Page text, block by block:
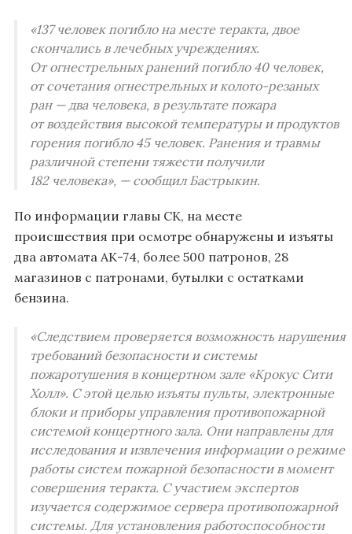
«137 человек погибло на месте теракта, двое
скончались в лечебных учреждениях.
От огнестрельных ранений погибло 40 человек,
от сочетания огнестрельных и колото-резаных
ран — два человека, в результате пожара
от воздействия высокой температуры и продуктов
горения погибло 45 человек. Ранения и травмы
различной степени тяжести получили
182 человека», — сообщил Бастрыкин.
По информации главы СК, на месте
происшествия при осмотре обнаружены и изъяты
два автомата АК-74, более 500 патронов, 28
магазинов с патронами, бутылки с остатками
бензина.
«Следствием проверяется возможность нарушения
требований безопасности и системы
пожаротушения в концертном зале «Крокус Сити
Холл». С этой целью изъяты пульты, электронные
блоки и приборы управления противопожарной
системой концертного зала. Они направлены для
исследования и извлечения информации о режиме
работы систем пожарной безопасности в момент
совершения теракта. С участием экспертов
изучается содержимое сервера противопожарной
системы. Для установления работоспособности